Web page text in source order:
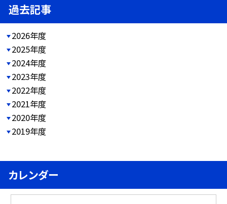
過去記事
2026年度
2025年度
2024年度
2023年度
2022年度
2021年度
2020年度
2019年度
カレンダー